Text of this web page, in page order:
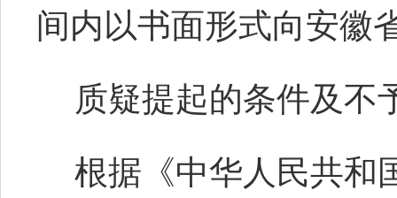
间内以书面形式向安徽
质疑提起的条件及不
根据《中华人民共和